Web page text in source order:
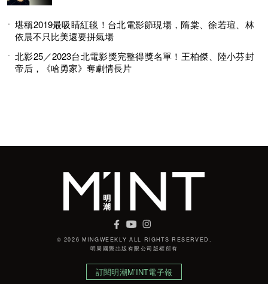
堪稱2019最吸睛紅毯！台北電影節現場，隋棠、徐若瑄、林
依晨不只比美還要拼氣場
北影25／2023台北電影獎完整得獎名單！王柏傑、陸小芬封
帝后，《哈勇家》奪劇情長片
© 2026 MINGWEEKLY ALL RIGHTS RESERVED.
明周國際岀版有限公司版權所有
訂閱明潮M’INT電子報